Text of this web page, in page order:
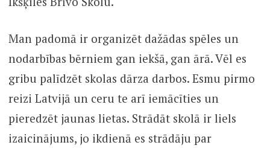
Man padomā ir organizēt dažādas spēles un
nodarbības bērniem gan iekšā, gan ārā. Vēl es
gribu palīdzēt skolas dārza darbos. Esmu pirmo
reizi Latvijā un ceru te arī iemācīties un
pieredzēt jaunas lietas. Strādāt skolā ir liels
izaicinājums, jo ikdienā es strādāju par